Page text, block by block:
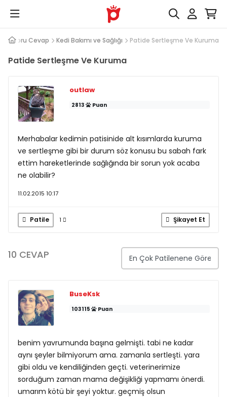
Soru Cevap Kedi Bakımı ve Sağlığı Patide Sertleşme Ve Kuruma
Patide Sertleşme Ve Kuruma
outlaw
2813 Puan
Merhabalar kedimin patisinide alt kısımlarda kuruma
ve sertleşme gibi bir durum söz konusu bu sabah fark
ettim hareketlerinde sağlığında bir sorun yok acaba
ne olabilir?
11.02.2015 10:17
Patile 1 Şikayet Et
10 CEVAP
BuseKsk
103115 Puan
benim yavrumunda başına gelmişti. tabi ne kadar
aynı şeyler bilmiyorum ama. zamanla sertleşti. yara
gibi oldu ve kendiliğinden geçti. veterinerimize
sorduğum zaman mama değişikliği yapmamı önerdi.
umarım kötü bir şeyi yoktur. geçmiş olsun